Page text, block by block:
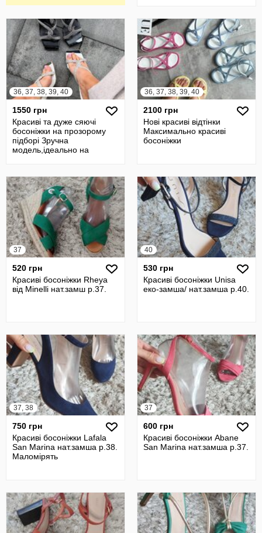
36, 37, 38, 39, 40
1550 грн
Красиві та дуже сяючі
босоніжки на прозорому
підборі Зручна
модель,ідеально на
36, 37, 38, 39, 40
2100 грн
Нові красиві відтінки
Максимально красиві
босоніжки
37
520 грн
Красиві босоніжки Rheya
від Minelli нат.замш р.37.
40
530 грн
Красиві босоніжки Unisa
еко-замша/ нат.замша р.40.
37, 38
750 грн
Красиві босоніжки Lafala
San Marina нат.замша р.38.
Маломірять
37
600 грн
Красиві босоніжки Abane
San Marina нат.замша р.37.